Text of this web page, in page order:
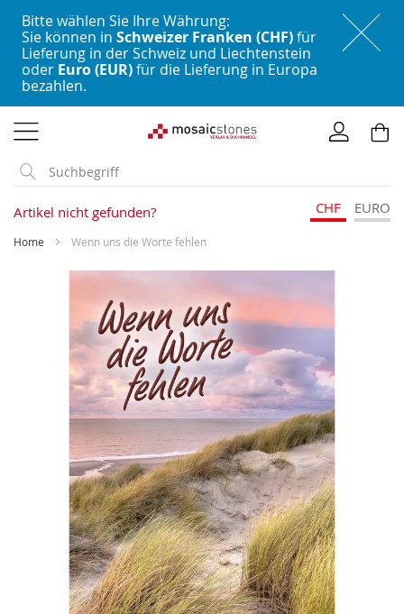
Bitte wählen Sie Ihre Währung:
Sie können in Schweizer Franken (CHF)für
Lieferung in der Schweiz und Liechtenstein
oder Euro (EUR)für die Lieferung in Europa
bezahlen.
zum
Inhalt
Artikel nicht gefunden? CHF EURO
Home Wenn uns die Worte fehlen